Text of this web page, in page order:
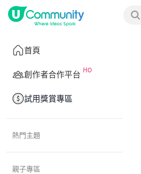
首頁
創作者合作平台
試用獎賞專區
熱門主題
親子專區